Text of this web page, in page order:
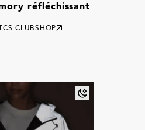
réfléchissant
CLUBSHOP